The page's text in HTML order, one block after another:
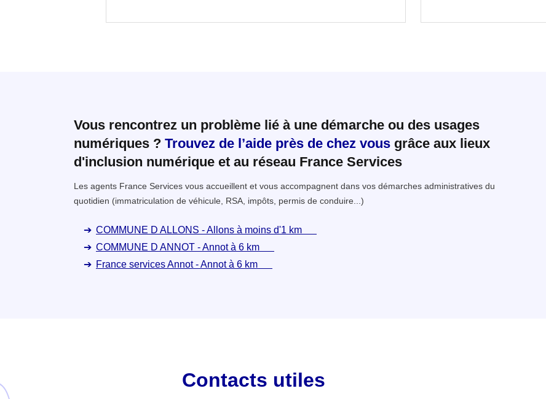
Vous rencontrez un problème lié à une démarche ou des usages
numériques ? Trouvez de l’aide près de chez vous grâce aux lieux
d'inclusion numérique et au réseau France Services
Les agents France Services vous accueillent et vous accompagnent dans vos démarches administratives du
quotidien (immatriculation de véhicule, RSA, impôts, permis de conduire...)
COMMUNE D ALLONS - Allons à moins d'1 km
COMMUNE D ANNOT - Annot à 6 km
France services Annot - Annot à 6 km
Contacts utiles